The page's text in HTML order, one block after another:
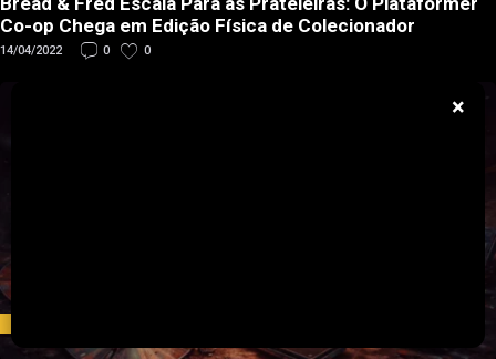
Co-op Chega em Edição Física de Colecionador
14/04/2022 0 0
×